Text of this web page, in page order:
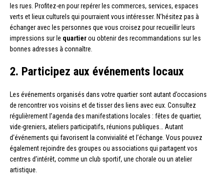
les rues. Profitez-en pour repérer les commerces, services, espaces
verts et lieux culturels qui pourraient vous intéresser. N’hésitez pas à
échanger avec les personnes que vous croisez pour recueillir leurs
impressions sur le quartierou obtenir des recommandations sur les
bonnes adresses à connaître.
2. Participez aux événements locaux
Les événements organisés dans votre quartier sont autant d’occasions
de rencontrer vos voisins et de tisser des liens avec eux. Consultez
régulièrement l’agenda des manifestations locales : fêtes de quartier,
vide-greniers, ateliers participatifs, réunions publiques… Autant
d’événements qui favorisent la convivialité et l’échange. Vous pouvez
également rejoindre des groupes ou associations qui partagent vos
centres d’intérêt, comme un club sportif, une chorale ou un atelier
artistique.